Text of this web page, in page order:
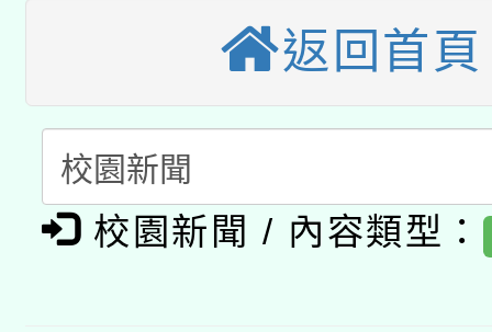
第3次招考甄選結果公
本校115學年度第2次
次招考甄選結果公告(
有關原住民族委員會
公告之原住民族歲時祭
一案。
兒童少年暑期犯罪預防
答一案
有關本府115年70歲以
人員健康講座「吃得安
本校115學年度第2次
返回首頁
校園新聞 / 內容類型：